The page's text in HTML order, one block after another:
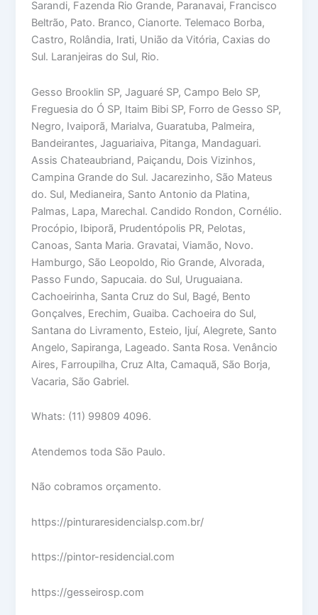
Sarandi, Fazenda Rio Grande, Paranavai, Francisco
Beltrão, Pato. Branco, Cianorte. Telemaco Borba,
Castro, Rolândia, Irati, União da Vitória, Caxias do
Sul. Laranjeiras do Sul, Rio.
Gesso Brooklin SP, Jaguaré SP, Campo Belo SP,
Freguesia do Ó SP, Itaim Bibi SP, Forro de Gesso SP,
Negro, Ivaiporã, Marialva, Guaratuba, Palmeira,
Bandeirantes, Jaguariaiva, Pitanga, Mandaguari.
Assis Chateaubriand, Paiçandu, Dois Vizinhos,
Campina Grande do Sul. Jacarezinho, São Mateus
do. Sul, Medianeira, Santo Antonio da Platina,
Palmas, Lapa, Marechal. Candido Rondon, Cornélio.
Procópio, Ibiporã, Prudentópolis PR, Pelotas,
Canoas, Santa Maria. Gravatai, Viamão, Novo.
Hamburgo, São Leopoldo, Rio Grande, Alvorada,
Passo Fundo, Sapucaia. do Sul, Uruguaiana.
Cachoeirinha, Santa Cruz do Sul, Bagé, Bento
Gonçalves, Erechim, Guaiba. Cachoeira do Sul,
Santana do Livramento, Esteio, Ijuí, Alegrete, Santo
Angelo, Sapiranga, Lageado. Santa Rosa. Venâncio
Aires, Farroupilha, Cruz Alta, Camaquã, São Borja,
Vacaria, São Gabriel.
Whats: (11) 99809 4096.
Atendemos toda São Paulo.
Não cobramos orçamento.
https://pinturaresidencialsp.com.br/
https://pintor-residencial.com
https://gesseirosp.com